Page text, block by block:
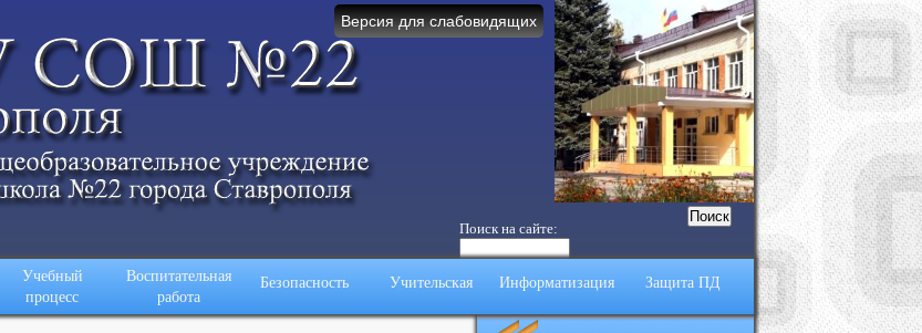
Версия для слабовидящих
Поиск на сайте:
Учебный
процесс
Воспитательная
работа
Безопасность Учительская Информатизация Защита ПД